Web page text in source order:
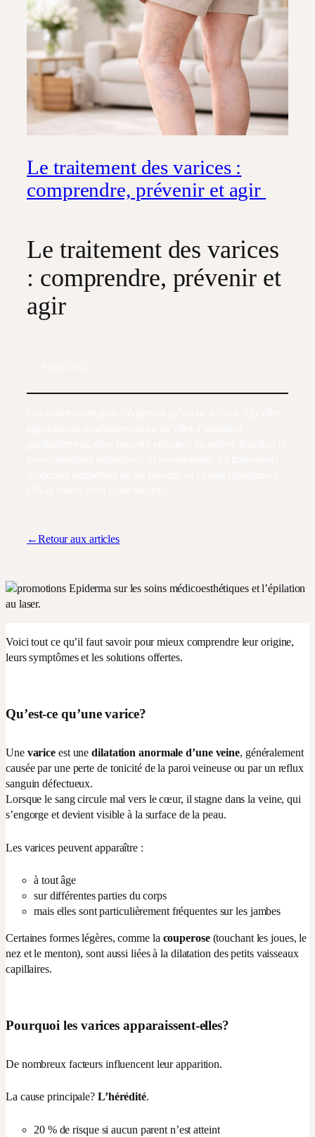
Le traitement des varices :
comprendre, prévenir et agir
Le traitement des varices
: comprendre, prévenir et
agir
←Retour aux articles
Voici tout ce qu’il faut savoir pour mieux comprendre leur origine,
leurs symptômes et les solutions offertes.
Qu’est-ce qu’une varice?
Une varice est unedilatation anormale d’une veine, généralement
causée par une perte de tonicité de la paroi veineuse ou par un reflux
sanguin défectueux.
Lorsque le sang circule mal vers le cœur, il stagne dans la veine, qui
s’engorge et devient visible à la surface de la peau.
Les varices peuvent apparaître :
à tout âge
sur différentes parties du corps
mais elles sont particulièrement fréquentes sur les jambes
Certaines formes légères, comme la couperose(touchant les joues, le
nez et le menton), sont aussi liées à la dilatation des petits vaisseaux
capillaires.
Pourquoi les varices apparaissent-elles?
De nombreux facteurs influencent leur apparition.
La cause principale? L’hérédité.
20 % de risque si aucun parent n’est atteint